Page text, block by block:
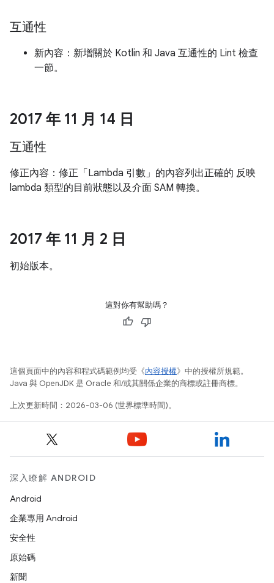
互通性
新內容：新增關於 Kotlin 和 Java 互通性的 Lint 檢查
一節。
2017 年 11 月 14 日
互通性
修正內容：修正「Lambda 引數」的內容列出正確的 反映
lambda 類型的目前狀態以及介面 SAM 轉換。
2017 年 11 月 2 日
初始版本。
這對你有幫助嗎？
這個頁面中的內容和程式碼範例均受《內容授權》中的授權所規範。
Java 與 OpenJDK 是 Oracle 和/或其關係企業的商標或註冊商標。
上次更新時間：2026-03-06 (世界標準時間)。
深入瞭解 ANDROID
Android
企業專用 Android
安全性
原始碼
新聞